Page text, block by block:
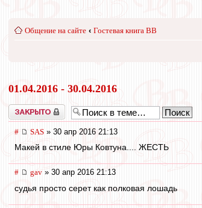
Общение на сайте ‹ Гостевая книга ВВ
01.04.2016 - 30.04.2016
Закрыто
# SAS » 30 апр 2016 21:13
Макей в стиле Юры Ковтуна.... ЖЕСТЬ
# gav » 30 апр 2016 21:13
судья просто серет как полковая лошадь